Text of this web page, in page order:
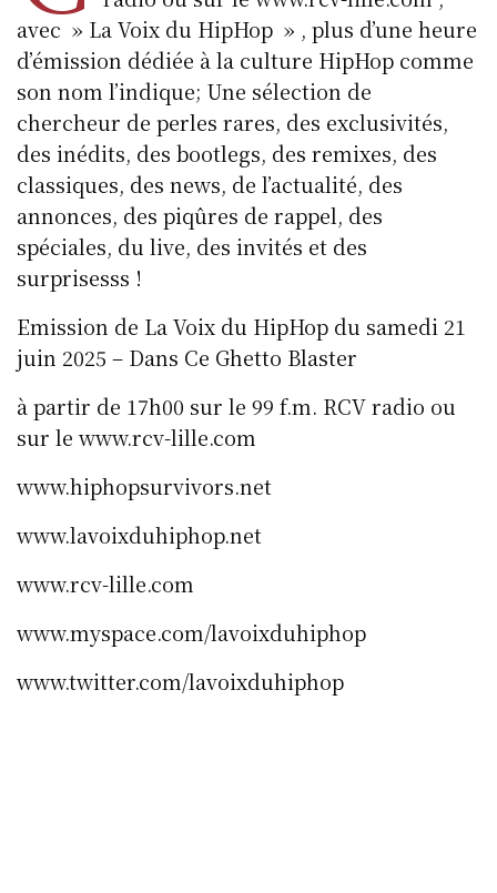
avec » La Voix du HipHop » , plus d’une heure
d’émission dédiée à la culture HipHop comme
son nom l’indique; Une sélection de
chercheur de perles rares, des exclusivités,
des inédits, des bootlegs, des remixes, des
classiques, des news, de l’actualité, des
annonces, des piqûres de rappel, des
spéciales, du live, des invités et des
surprisesss !
Emission de La Voix du HipHop du samedi 21
juin 2025 – Dans Ce Ghetto Blaster
à partir de 17h00 sur le 99 f.m. RCV radio ou
sur le www.rcv-lille.com
www.hiphopsurvivors.net
www.lavoixduhiphop.net
www.rcv-lille.com
www.myspace.com/lavoixduhiphop
www.twitter.com/lavoixduhiphop